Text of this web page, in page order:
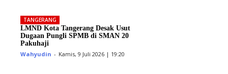
TANGERANG
LMND Kota Tangerang Desak Usut
Dugaan Pungli SPMB di SMAN 20
Pakuhaji
Wahyudin - Kamis, 9 Juli 2026 | 19:20